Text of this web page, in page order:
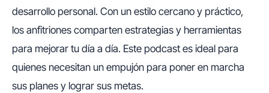
desarrollo personal. Con un estilo cercano y práctico,
los anfitriones comparten estrategias y herramientas
para mejorar tu día a día. Este podcast es ideal para
quienes necesitan un empujón para poner en marcha
sus planes y lograr sus metas.